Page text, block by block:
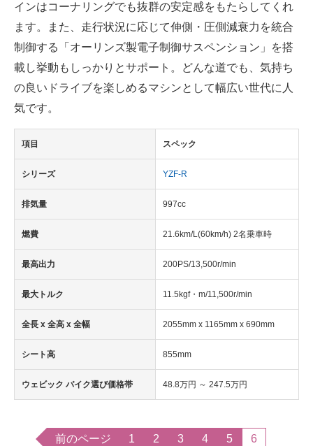
インはコーナリングでも抜群の安定感をもたらしてくれ
ます。また、走行状況に応じて伸側・圧側減衰力を統合
制御する「オーリンズ製電子制御サスペンション」を搭
載し挙動もしっかりとサポート。どんな道でも、気持ち
の良いドライブを楽しめるマシンとして幅広い世代に人
気です。
項目 スペック
シリーズ YZF-R
排気量 997cc
燃費 21.6km/L(60km/h) 2名乗車時
最高出力 200PS/13,500r/min
最大トルク 11.5kgf・m/11,500r/min
全長 x 全高 x 全幅 2055mm x 1165mm x 690mm
シート高 855mm
ウェビック バイク選び価格帯 48.8万円 ～ 247.5万円
前のページ 1 2 3 4 5 6